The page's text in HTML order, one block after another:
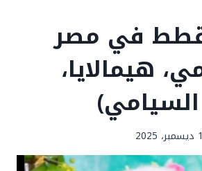
في مصر
هيمالايا،